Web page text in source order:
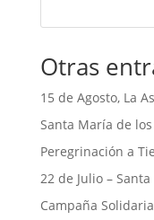
Otras
15 de Agosto, La
Santa María de
Peregrinación a
22 de Julio –
Campaña